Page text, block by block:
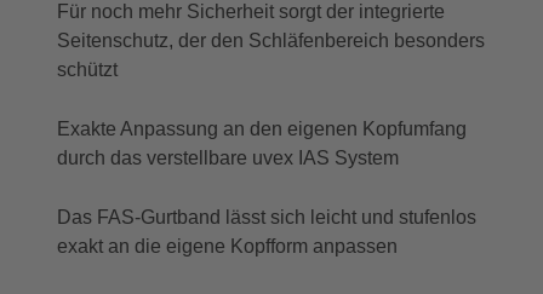
Für noch mehr Sicherheit sorgt der integrierte
Seitenschutz, der den Schläfenbereich besonders
schützt
Exakte Anpassung an den eigenen Kopfumfang
durch das verstellbare uvex IAS System
Das FAS-Gurtband lässt sich leicht und stufenlos
exakt an die eigene Kopfform anpassen